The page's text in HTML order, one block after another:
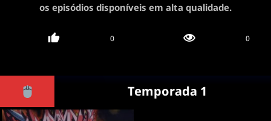
os episódios disponíveis em alta qualidade.
0 0
Temporada 1